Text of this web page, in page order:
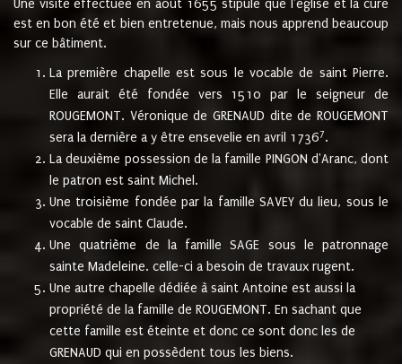
Une visite effectuée en août 1655 stipule que l'église et la cure
est en bon été et bien entretenue, mais nous apprend beaucoup
sur ce bâtiment.
La première chapelle est sous le vocable de saint Pierre.
Elle aurait été fondée vers 1510 par le seigneur de
ROUGEMONT. Véronique de GRENAUD dite de ROUGEMONT
sera la dernière a y être ensevelie en avril 17367.
La deuxième possession de la famille PINGON d'Aranc, dont
le patron est saint Michel.
Une troisième fondée par la famille SAVEY du lieu, sous le
vocable de saint Claude.
Une quatrième de la famille SAGE sous le patronnage
sainte Madeleine. celle-ci a besoin de travaux rugent.
Une autre chapelle dédiée à saint Antoine est aussi la
propriété de la famille de ROUGEMONT. En sachant que
cette famille est éteinte et donc ce sont donc les de
GRENAUD qui en possèdent tous les biens.